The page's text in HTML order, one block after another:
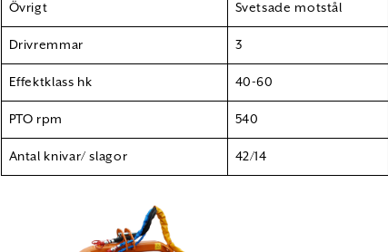
Övrigt Svetsade motstål
Drivremmar 3
Effektklass hk 40-60
PTO rpm 540
Antal knivar/ slagor 42/14